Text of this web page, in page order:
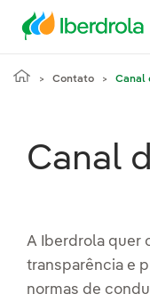
Contato Canal
Canal
A Iberdrola quer
transparência e
normas de